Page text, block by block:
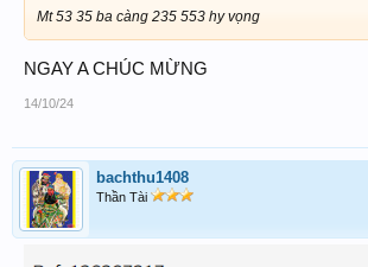
Mt 53 35 ba càng 235 553 hy vọng
NGAY A CHÚC MỪNG
14/10/24
bachthu1408
Thần Tài